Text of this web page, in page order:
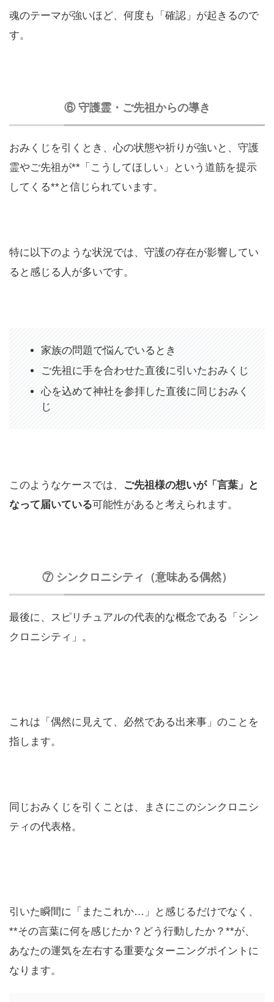
魂のテーマが強いほど、何度も「確認」が起きるので
す。
⑥ 守護霊・ご先祖からの導き
おみくじを引くとき、心の状態や祈りが強いと、守護
霊やご先祖が**「こうしてほしい」という道筋を提示
してくる**と信じられています。
特に以下のような状況では、守護の存在が影響してい
ると感じる人が多いです。
家族の問題で悩んでいるとき
ご先祖に手を合わせた直後に引いたおみくじ
心を込めて神社を参拝した直後に同じおみく
じ
このようなケースでは、
ご先祖様の想いが「言葉」と
なって届いている可能性があると考えられます。
⑦ シンクロニシティ（意味ある偶然）
最後に、スピリチュアルの代表的な概念である「シン
クロニシティ」。
これは「偶然に見えて、必然である出来事」のことを
指します。
同じおみくじを引くことは、まさにこのシンクロニシ
ティの代表格。
引いた瞬間に「またこれか…」と感じるだけでなく、
**その言葉に何を感じたか？どう行動したか？**が、
あなたの運気を左右する重要なターニングポイントに
なります。